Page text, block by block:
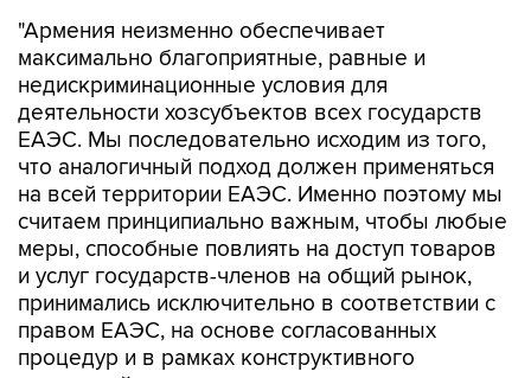
недискриминационные условия для
деятельности хозсубъектов всех государств
ЕАЭС. Мы последовательно исходим из того,
что аналогичный подход должен применяться
на всей территории ЕАЭС. Именно поэтому мы
считаем принципиально важным, чтобы любые
меры, способные повлиять на доступ товаров
и услуг государств-членов на общий рынок,
принимались исключительно в соответствии с
правом ЕАЭС, на основе согласованных
процедур и в рамках конструктивного
взаимодействия между компетентными
органами", - заявил премьер Армении.